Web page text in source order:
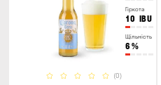
Гіркота
10 IBU
Щільність
6 %
(0)